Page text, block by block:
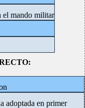
el mando militar
adoptada en primer